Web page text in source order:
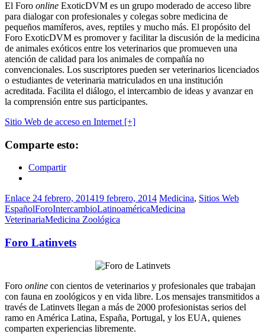
El Foro online ExoticDVM es un grupo moderado de acceso libre
para dialogar con profesionales y colegas sobre medicina de
pequeños mamíferos, aves, reptiles y mucho más. El propósito del
Foro ExoticDVM es promover y facilitar la discusión de la medicina
de animales exóticos entre los veterinarios que promueven una
atención de calidad para los animales de compañía no
convencionales. Los suscriptores pueden ser veterinarios licenciados
o estudiantes de veterinaria matriculados en una institución
acreditada. Facilita el diálogo, el intercambio de ideas y avanzar en
la comprensión entre sus participantes.
Sitio Web de acceso en Internet [+]
Comparte esto:
Compartir
Enlace 24 febrero, 201419 febrero, 2014 Medicina, Sitios Web
EspañolForoIntercambioLatinoaméricaMedicina
VeterinariaMedicina Zoológica
Foro Latinvets
Foro online con cientos de veterinarios y profesionales que trabajan
con fauna en zoológicos y en vida libre. Los mensajes transmitidos a
través de Latinvets llegan a más de 2000 profesionistas serios del
ramo en América Latina, España, Portugal, y los EUA, quienes
comparten experiencias libremente.